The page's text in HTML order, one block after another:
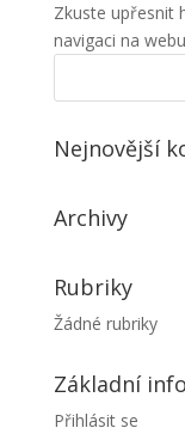
Zkuste upřesnit
navigaci na
Nejnovější
Archivy
Rubriky
Žádné rubriky
Základní
Přihlásit se